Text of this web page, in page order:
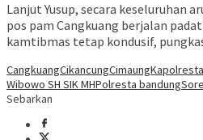
Lanjut Yusup, secara keseluruhan
pos pam Cangkuang berjalan
kamtibmas tetap kondusif,
CangkuangCikancungCimaung
Wibowo SH SIK MHPolresta bandung
Sebarkan